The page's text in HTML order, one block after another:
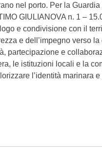
nel porto. Per la
GIULIANOVA n. 1 –
e condivisione con il
e dell’impegno verso la
partecipazione e
le istituzioni locali e la
l’identità marinara